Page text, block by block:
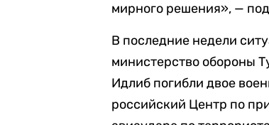
мирного решения», —
В последние недели
министерство обороны
Идлиб погибли двое
российский Центр по